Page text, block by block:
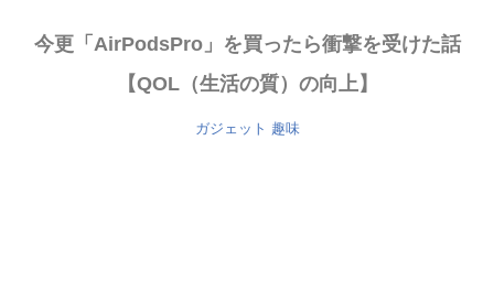
今更「AirPodsPro」を買ったら衝撃を受けた話
【QOL（生活の質）の向上】
ガジェット 趣味